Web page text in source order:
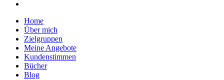
Home
Über mich
Zielgruppen
Meine Angebote
Kundenstimmen
Bücher
Blog